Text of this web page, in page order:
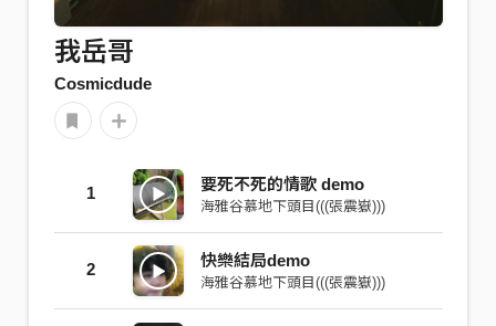
我岳哥
Cosmicdude
1 要死不死的情歌 demo
海雅谷慕地下頭目(((張震嶽)))
2 快樂結局demo
海雅谷慕地下頭目(((張震嶽)))